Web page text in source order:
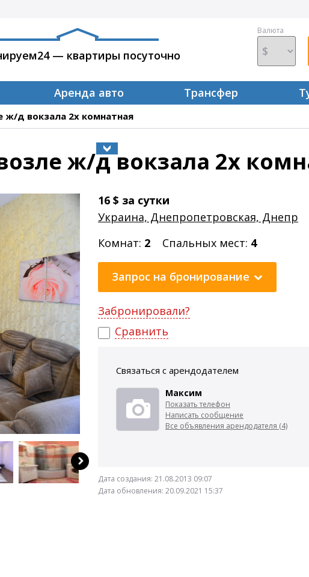
— квартиры посуточно
Валюта
Аренда авто Трансфер
ж/д вокзала 2х комнатная
ж/д вокзала 2х
16 $ за сутки
Украина, Днепропетровская, Днепр
Комнат: 2 Спальных мест: 4
Запрос на бронирование
Забронировали?
Сравнить
Связаться с арендодателем
Максим
Показать телефон
Написать сообщение
Все объявления арендодателя (4)
Дата создания: 21.08.2013 09:07
Дата обновления: 20.09.2021 15:37